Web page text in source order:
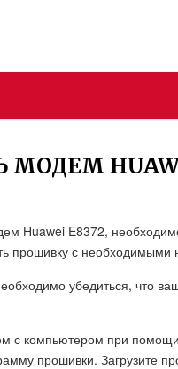
Huawei E8372,
прошивку с
убедиться, что
с компьютером при
прошивки. Загрузите